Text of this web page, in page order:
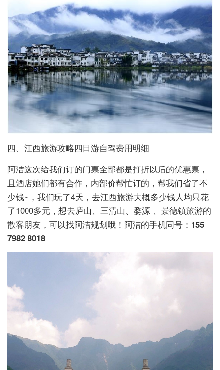
四、江西旅游攻略四日游自驾费用明细
阿洁这次给我们订的门票全部都是打折以后的优惠票，
且酒店她们都有合作，内部价帮忙订的，帮我们省了不
少钱~，我们玩了4天，去江西旅游大概多少钱人均只花
了1000多元，想去庐山、三清山、婺源 、景德镇旅游的
散客朋友，可以找阿洁规划哦！阿洁的手机同号： 155
7982 8018